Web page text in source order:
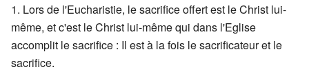
Lors de l'Eucharistie, le sacrifice offert est le Christ lui-
même, et c'est le Christ lui-même qui dans l'Eglise
accomplit le sacrifice : Il est à la fois le sacrificateur et le
sacrifice.